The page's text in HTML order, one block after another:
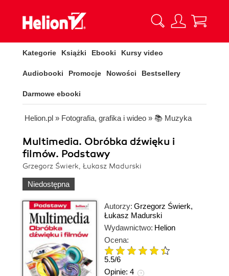
Kategorie Książki Ebooki Kursy video
Audiobooki Promocje Nowości Bestsellery
Darmowe ebooki
Helion.pl » Fotografia, grafika i wideo » 📚 Muzyka
Multimedia. Obróbka dźwięku i
filmów. Podstawy
Grzegorz Świerk, Łukasz Madurski
Niedostępna
Autorzy: Grzegorz Świerk,
Łukasz Madurski
Wydawnictwo: Helion
Ocena:
5.5/6
Opinie: 4